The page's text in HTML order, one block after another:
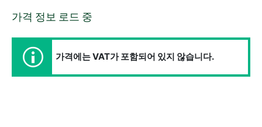
가격 정보 로드 중
가격에는 VAT가 포함되어 있지 않습니다.